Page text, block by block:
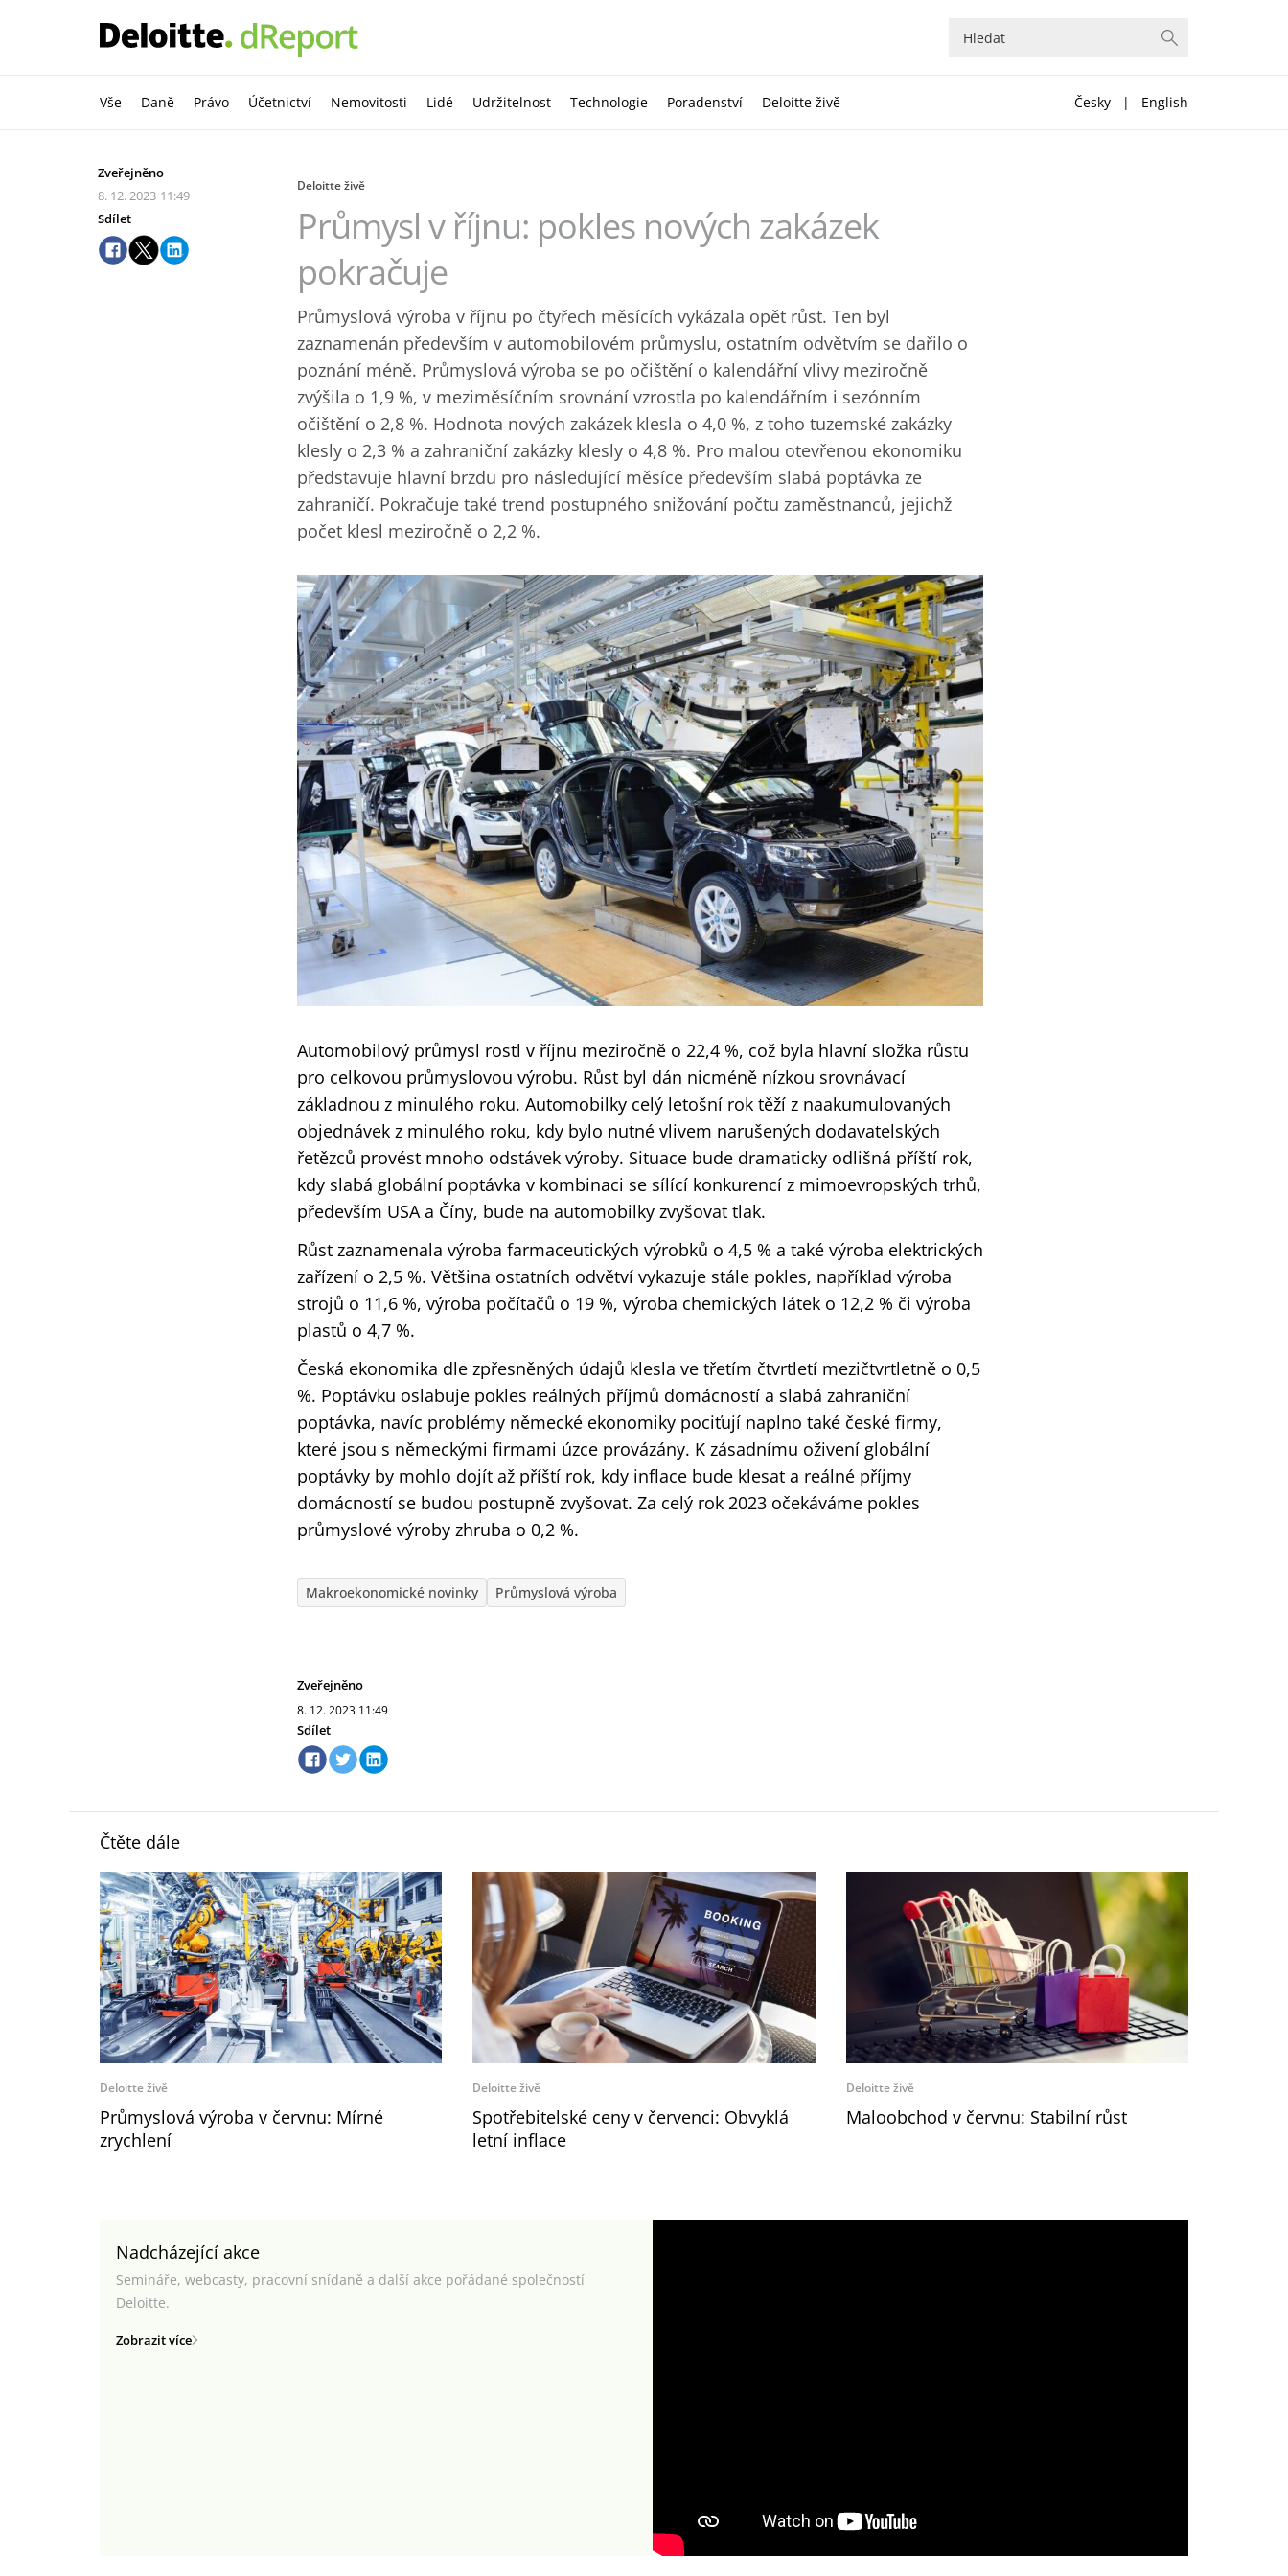
Vše Daně Právo Účetnictví Nemovitosti Lidé Udržitelnost Technologie Poradenství Deloitte živě Česky | English
Zveřejněno
8. 12. 2023 11:49
Sdílet
Deloitte živě
Průmysl v říjnu: pokles nových zakázek
pokračuje
Průmyslová výroba v říjnu po čtyřech měsících vykázala opět růst. Ten byl
zaznamenán především v automobilovém průmyslu, ostatním odvětvím se dařilo o
poznání méně. Průmyslová výroba se po očištění o kalendářní vlivy meziročně
zvýšila o 1,9 %, v meziměsíčním srovnání vzrostla po kalendářním i sezónním
očištění o 2,8 %. Hodnota nových zakázek klesla o 4,0 %, z toho tuzemské zakázky
klesly o 2,3 % a zahraniční zakázky klesly o 4,8 %. Pro malou otevřenou ekonomiku
představuje hlavní brzdu pro následující měsíce především slabá poptávka ze
zahraničí. Pokračuje také trend postupného snižování počtu zaměstnanců, jejichž
počet klesl meziročně o 2,2 %.
Automobilový průmysl rostl v říjnu meziročně o 22,4 %, což byla hlavní složka růstu
pro celkovou průmyslovou výrobu. Růst byl dán nicméně nízkou srovnávací
základnou z minulého roku. Automobilky celý letošní rok těží z naakumulovaných
objednávek z minulého roku, kdy bylo nutné vlivem narušených dodavatelských
řetězců provést mnoho odstávek výroby. Situace bude dramaticky odlišná příští rok,
kdy slabá globální poptávka v kombinaci se sílící konkurencí z mimoevropských trhů,
především USA a Číny, bude na automobilky zvyšovat tlak.
Růst zaznamenala výroba farmaceutických výrobků o 4,5 % a také výroba elektrických
zařízení o 2,5 %. Většina ostatních odvětví vykazuje stále pokles, například výroba
strojů o 11,6 %, výroba počítačů o 19 %, výroba chemických látek o 12,2 % či výroba
plastů o 4,7 %.
Česká ekonomika dle zpřesněných údajů klesla ve třetím čtvrtletí mezičtvrtletně o 0,5
%. Poptávku oslabuje pokles reálných příjmů domácností a slabá zahraniční
poptávka, navíc problémy německé ekonomiky pociťují naplno také české firmy,
které jsou s německými firmami úzce provázány. K zásadnímu oživení globální
poptávky by mohlo dojít až příští rok, kdy inflace bude klesat a reálné příjmy
domácností se budou postupně zvyšovat. Za celý rok 2023 očekáváme pokles
průmyslové výroby zhruba o 0,2 %.
Makroekonomické novinky Průmyslová výroba
Zveřejněno
8. 12. 2023 11:49
Sdílet
Čtěte dále
Deloitte živě
Průmyslová výroba v červnu: Mírné
zrychlení
Deloitte živě
Spotřebitelské ceny v červenci: Obvyklá
letní inflace
Deloitte živě
Maloobchod v červnu: Stabilní růst
Nadcházející akce
Semináře, webcasty, pracovní snídaně a další akce pořádané společností
Deloitte.
Zobrazit více